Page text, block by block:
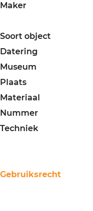
Maker
Soort object
Datering
Museum
Plaats
Materiaal
Nummer
Techniek
Gebruiksrecht